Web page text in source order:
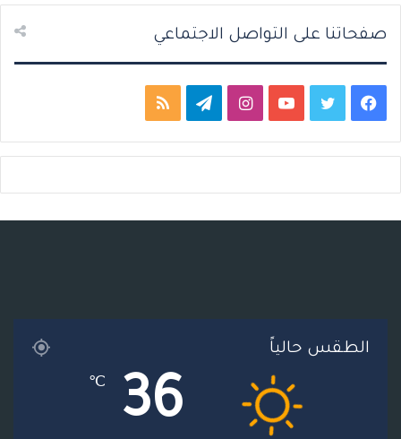
صفحاتنا على التواصل الاجتماعي
ي و و ن ي ل
ق
الطقس حالياً
36
℃